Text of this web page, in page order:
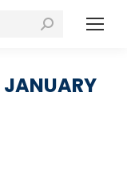
JANUARY